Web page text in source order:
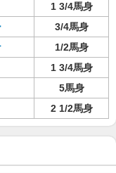
1 3/4馬身
3/4馬身
1/2馬身
1 3/4馬身
5馬身
2 1/2馬身